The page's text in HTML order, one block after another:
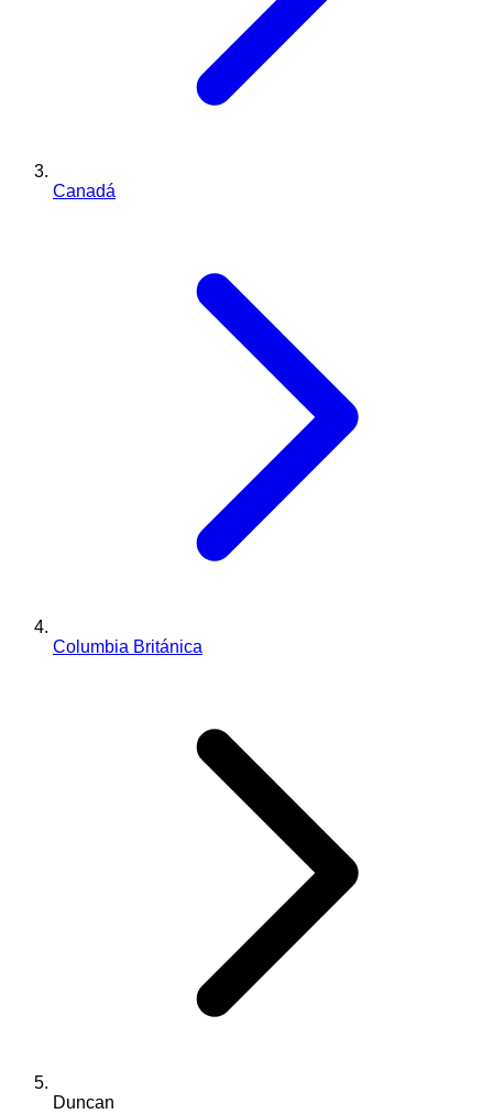
Canadá
Columbia Británica
Duncan